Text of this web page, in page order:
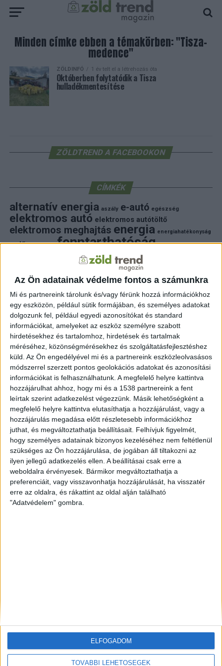
Az Ön adatainak védelme fontos a számunkra
Mi és partnereink tárolunk és/vagy férünk hozzá információkhoz
egy eszközön, például sütik formájában, és személyes adatokat
dolgozunk fel, például egyedi azonosítókat és standard
információkat, amelyeket az eszköz személyre szabott
hirdetésekhez és tartalomhoz, hirdetések és tartalmak
méréséhez, közönségmérésekhez és szolgáltatásfejlesztéshez
küld. Az Ön engedélyével mi és a partnereink eszközleolvasásos
módszerrel szerzett pontos geolokációs adatokat és azonosítási
információkat is felhasználhatunk. A megfelelő helyre kattintva
hozzájárulhat ahhoz, hogy mi és a 1538 partnereink a fent
leírtak szerint adatkezelést végezzünk. Másik lehetőségként a
megfelelő helyre kattintva elutasíthatja a hozzájárulást, vagy a
hozzájárulás megadása előtt részletesebb információkhoz
juthat, és megváltoztathatja beállításait. Felhívjuk figyelmét,
hogy személyes adatainak bizonyos kezeléséhez nem feltétlenül
szükséges az Ön hozzájárulása, de jogában áll tiltakozni az
ilyen jellegű adatkezelés ellen. A beállításai csak erre a
weboldalra érvényesek. Bármikor megváltoztathatja a
preferenciáit, vagy visszavonhatja hozzájárulását, ha visszatér
erre az oldalra, és rákattint az oldal alján található
"Adatvédelem" gombra.
TOVÁBBI LEHETŐSÉGEK
ELFOGADOM
Minden címke ebben a témakörben: "Tisza-
medence"
ZÖLDINFÓ 1 év telt el a létrehozás óta
Októberben folytatódik a Tisza
hulladékmentesítése
ZÖLDTREND A FACEBOOKON
CÍMKÉK
alternatív energia aszály e-autó egészség
elektromos autó elektromos autótöltő
elektromos meghajtás energia energiahatékonyság
erdő fejlesztés fenntarthatóság fotovoltaikus
hulladék időjárás klímaváltozás
környezet
környezetvédelem környezetvédelmi hírek
közlekedés megújuló energia mezőgazdaság
napelemnapelemeknapenergia
naperőmű solar solar energy szelektiv hulladék természet
természetvédelem villamosenergia villanyautó víz
autó
zöld energia zöld energiaforrás zöld hirek
állatvédelem áram életmód újrahasznosítás
FRISS HÍREK
ZÖLDINFÓ 18 óra telt el a létrehozás óta
A hőség miatt veszélyesen megemelkedett a
talajközeli ózon szintje
ZÖLDINFÓ 19 óra telt el a létrehozás óta
Rekordhőség és történelmi aszály sújtja
Horvátországot, a folyók apadnak
ZÖLDINFÓ 20 óra telt el a létrehozás óta
Vízszolgáltatókat támadtak hackerek az Egyesült
Államokban
ZÖLDINFÓ 20 óra telt el a létrehozás óta